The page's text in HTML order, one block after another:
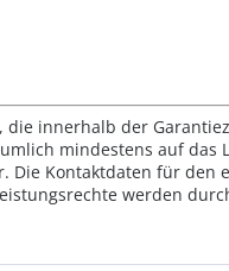
innerhalb der
mindestens auf das
Die Kontaktdaten für den
werden